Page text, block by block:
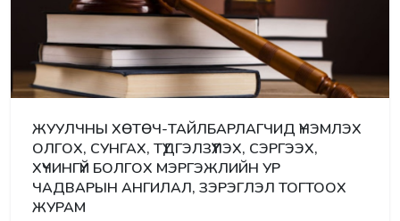
ЖУУЛЧНЫ ХӨТӨЧ-ТАЙЛБАРЛАГЧИД ҮНЭМЛЭХ
ОЛГОХ, СУНГАХ, ТҮДГЭЛЗҮҮЛЭХ, СЭРГЭЭХ,
ХҮЧИНГҮЙ БОЛГОХ МЭРГЭЖЛИЙН УР
ЧАДВАРЫН АНГИЛАЛ, ЗЭРЭГЛЭЛ ТОГТООХ
ЖУРАМ